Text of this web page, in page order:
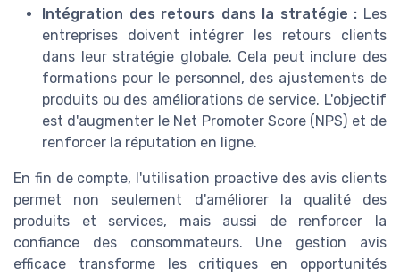
Intégration des retours dans la stratégie : Les
entreprises doivent intégrer les retours clients
dans leur stratégie globale. Cela peut inclure des
formations pour le personnel, des ajustements de
produits ou des améliorations de service. L'objectif
est d'augmenter le Net Promoter Score (NPS) et de
renforcer la réputation en ligne.
En fin de compte, l'utilisation proactive des avis clients
permet non seulement d'améliorer la qualité des
produits et services, mais aussi de renforcer la
confiance des consommateurs. Une gestion avis
efficace transforme les critiques en opportunités